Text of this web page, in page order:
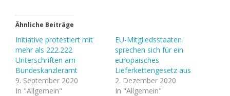
Ähnliche Beiträge
Initiative protestiert mit
mehr als 222.222
Unterschriften am
Bundeskanzleramt
9. September 2020
In "Allgemein"
EU-Mitgliedsstaaten
sprechen sich für ein
europäisches
Lieferkettengesetz aus
2. Dezember 2020
In "Allgemein"